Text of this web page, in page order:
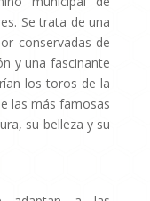
Se trata de una
conservadas de
y una fascinante
los toros de la
las más famosas
su belleza y su